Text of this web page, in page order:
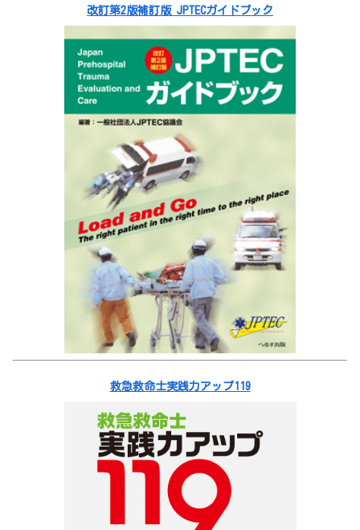
改訂第2版補訂版 JPTECガイドブック
救急救命士実践力アップ119